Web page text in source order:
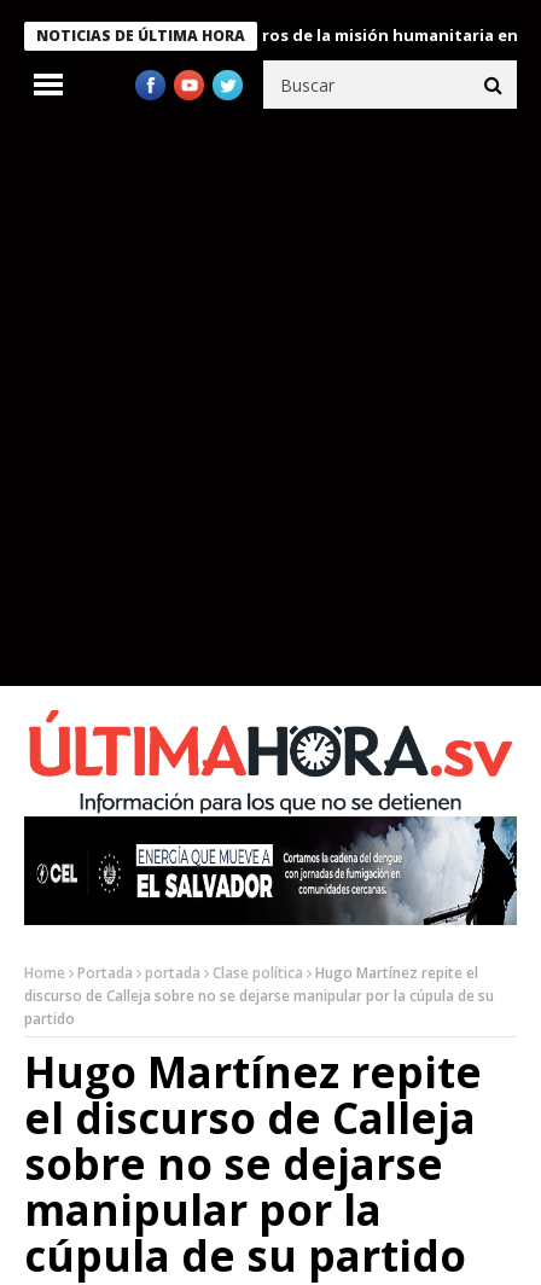
NOTICIAS DE ÚLTIMA HORA
Bukele condecora a miembros de la misión humanitaria enviada
Home Portada portada Clase política
Hugo Martínez repite el
discurso de Calleja sobre no se dejarse manipular por la cúpula de su
partido
Hugo Martínez repite
el discurso de Calleja
sobre no se dejarse
manipular por la
cúpula de su partido